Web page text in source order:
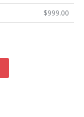
$999.00